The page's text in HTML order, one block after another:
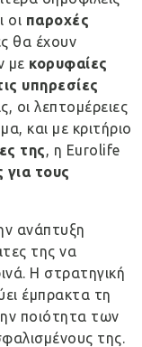
οι παροχές
θα έχουν
με κορυφαίες
υπηρεσίες
οι λεπτομέρειες
και με κριτήριο
της, η Eurolife
τους
ανάπτυξη
της να
Η στρατηγική
έμπρακτα τη
ποιότητα των
της.